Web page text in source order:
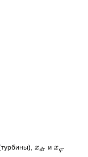
xdг иxqг